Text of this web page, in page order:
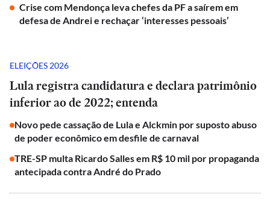
Crise com Mendonça leva chefes da PF a saírem em
defesa de Andrei e rechaçar ‘interesses pessoais’
ELEIÇÕES 2026
Lula registra candidatura e declara patrimônio
inferior ao de 2022; entenda
Novo pede cassação de Lula e Alckmin por suposto abuso
de poder econômico em desfile de carnaval
TRE-SP multa Ricardo Salles em R$ 10 mil por propaganda
antecipada contra André do Prado